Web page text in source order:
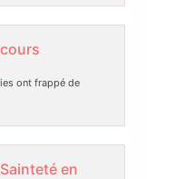
ont frappé de
en